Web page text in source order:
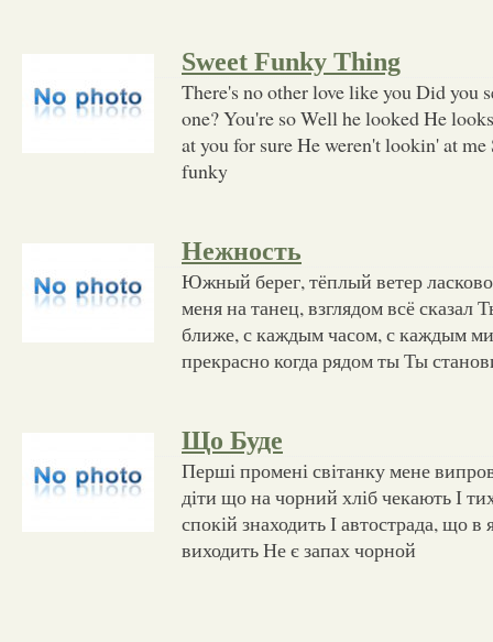
Sweet Funky Thing
There's no other love like you Did you
one? You're so Well he looked He
at you for sure He weren't lookin' at me
funky
Нежность
Южный берег, тёплый ветер
меня на танец, взглядом всё сказал
ближе, с каждым часом, с каждым
прекрасно когда рядом ты Ты
Що Буде
Перші промені світанку мене
діти що на чорний хліб чекають І
спокій знаходить І автострада, що в
виходить Не є запах чорной